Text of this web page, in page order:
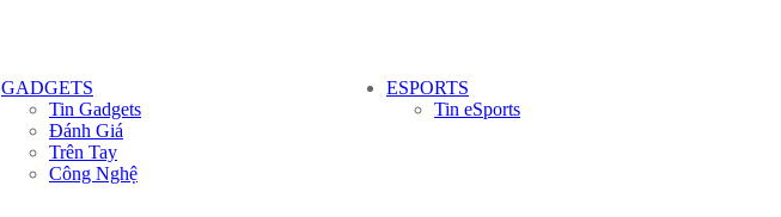
GADGETS
Tin Gadgets
Đánh Giá
Trên Tay
Công Nghệ
ESPORTS
Tin eSports